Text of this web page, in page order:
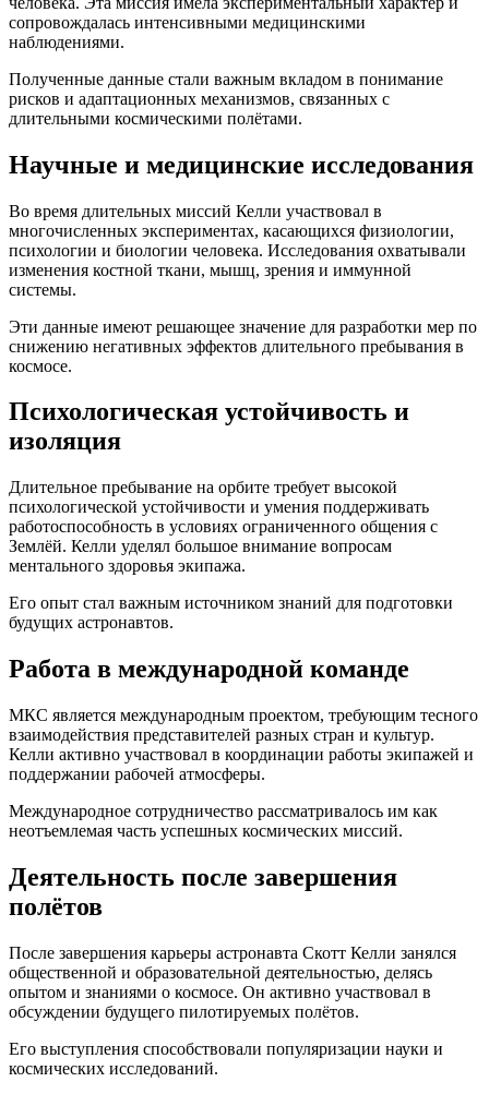
сопровождалась интенсивными медицинскими
наблюдениями.
Полученные данные стали важным вкладом в понимание
рисков и адаптационных механизмов, связанных с
длительными космическими полётами.
Научные и медицинские исследования
Во время длительных миссий Келли участвовал в
многочисленных экспериментах, касающихся физиологии,
психологии и биологии человека. Исследования охватывали
изменения костной ткани, мышц, зрения и иммунной
системы.
Эти данные имеют решающее значение для разработки мер по
снижению негативных эффектов длительного пребывания в
космосе.
Психологическая устойчивость и
изоляция
Длительное пребывание на орбите требует высокой
психологической устойчивости и умения поддерживать
работоспособность в условиях ограниченного общения с
Землёй. Келли уделял большое внимание вопросам
ментального здоровья экипажа.
Его опыт стал важным источником знаний для подготовки
будущих астронавтов.
Работа в международной команде
МКС является международным проектом, требующим тесного
взаимодействия представителей разных стран и культур.
Келли активно участвовал в координации работы экипажей и
поддержании рабочей атмосферы.
Международное сотрудничество рассматривалось им как
неотъемлемая часть успешных космических миссий.
Деятельность после завершения
полётов
После завершения карьеры астронавта Скотт Келли занялся
общественной и образовательной деятельностью, делясь
опытом и знаниями о космосе. Он активно участвовал в
обсуждении будущего пилотируемых полётов.
Его выступления способствовали популяризации науки и
космических исследований.